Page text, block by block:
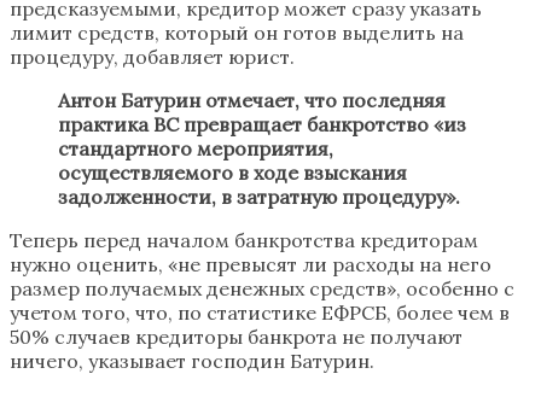
предсказуемыми, кредитор может сразу указать
лимит средств, который он готов выделить на
процедуру, добавляет юрист.
Антон Батурин отмечает, что последняя
практика ВС превращает банкротство «из
стандартного мероприятия,
осуществляемого в ходе взыскания
задолженности, в затратную процедуру».
Теперь перед началом банкротства кредиторам
нужно оценить, «не превысят ли расходы на него
размер получаемых денежных средств», особенно с
учетом того, что, по статистике ЕФРСБ, более чем в
50% случаев кредиторы банкрота не получают
ничего, указывает господин Батурин.